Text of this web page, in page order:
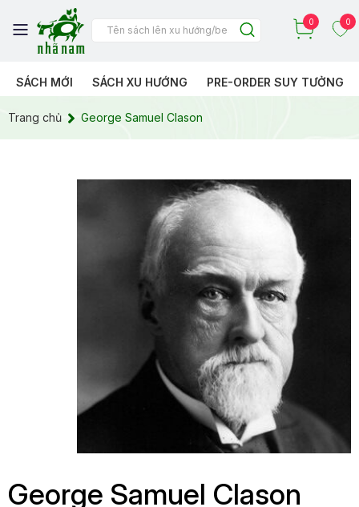
0 0
SÁCH MỚI SÁCH XU HƯỚNG PRE-ORDER SUY TƯỞNG
Trang chủ George Samuel Clason
George Samuel Clason